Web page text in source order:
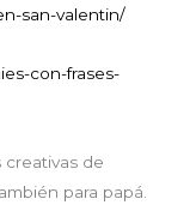
san-valentin/
con-frases-
creativas de
para papá.